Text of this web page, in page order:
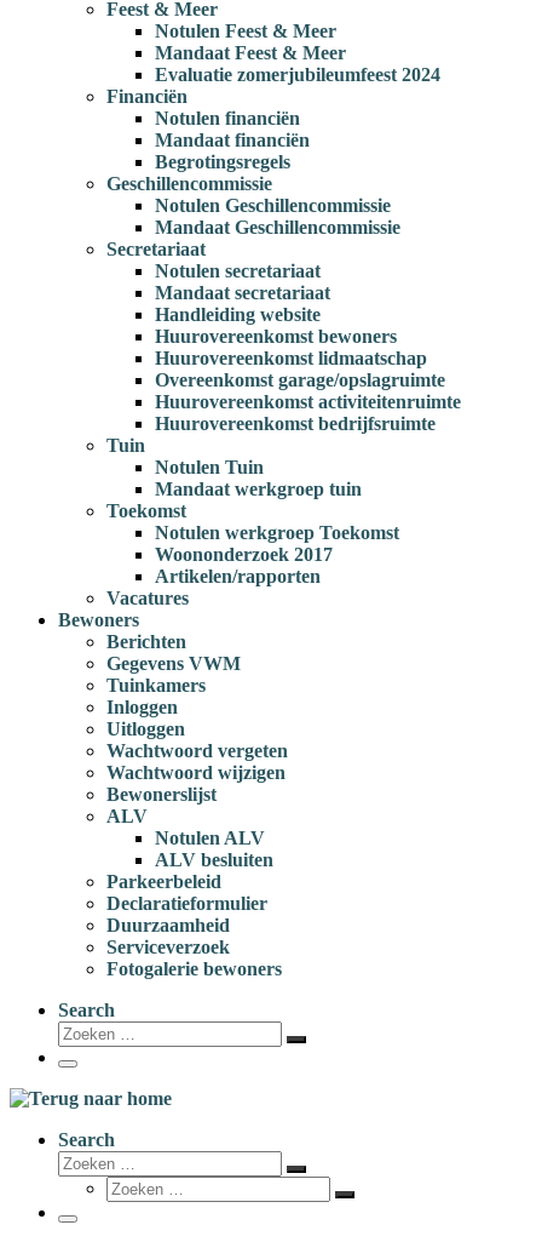
Feest & Meer
Notulen Feest & Meer
Mandaat Feest & Meer
Evaluatie zomerjubileumfeest 2024
Financiën
Notulen financiën
Mandaat financiën
Begrotingsregels
Geschillencommissie
Notulen Geschillencommissie
Mandaat Geschillencommissie
Secretariaat
Notulen secretariaat
Mandaat secretariaat
Handleiding website
Huurovereenkomst bewoners
Huurovereenkomst lidmaatschap
Overeenkomst garage/opslagruimte
Huurovereenkomst activiteitenruimte
Huurovereenkomst bedrijfsruimte
Tuin
Notulen Tuin
Mandaat werkgroep tuin
Toekomst
Notulen werkgroep Toekomst
Woononderzoek 2017
Artikelen/rapporten
Vacatures
Bewoners
Berichten
Gegevens VWM
Tuinkamers
Inloggen
Uitloggen
Wachtwoord vergeten
Wachtwoord wijzigen
Bewonerslijst
ALV
Notulen ALV
ALV besluiten
Parkeerbeleid
Declaratieformulier
Duurzaamheid
Serviceverzoek
Fotogalerie bewoners
Search
Zoeken
Zoeken
Menu
Search
Zoeken
Zoeken
Zoeken
Zoeken
Menu